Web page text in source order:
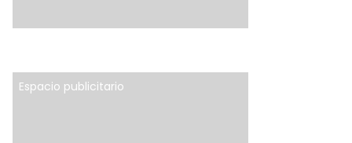
Espacio publicitario